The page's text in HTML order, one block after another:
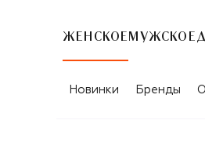
ЖЕНСКОЕ МУЖСКОЕ
КАТАЛОГ ТОВАРОВ
Новинки Бренды